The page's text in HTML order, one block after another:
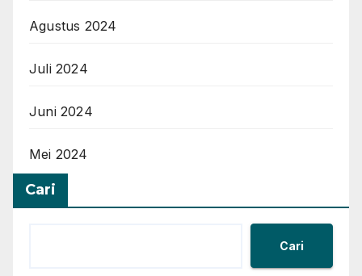
Agustus 2024
Juli 2024
Juni 2024
Mei 2024
Cari
Cari